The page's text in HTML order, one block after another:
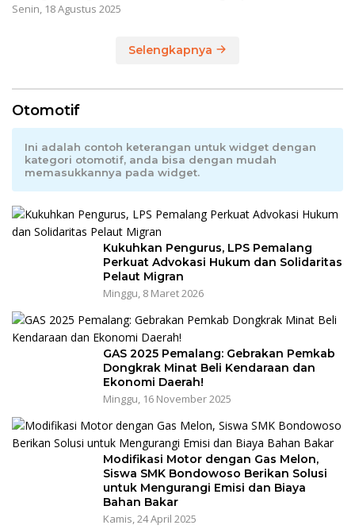
Senin, 18 Agustus 2025
Selengkapnya
Otomotif
Ini adalah contoh keterangan untuk widget dengan
kategori otomotif, anda bisa dengan mudah
memasukkannya pada widget.
Kukuhkan Pengurus, LPS Pemalang
Perkuat Advokasi Hukum dan Solidaritas
Pelaut Migran
Minggu, 8 Maret 2026
GAS 2025 Pemalang: Gebrakan Pemkab
Dongkrak Minat Beli Kendaraan dan
Ekonomi Daerah!
Minggu, 16 November 2025
Modifikasi Motor dengan Gas Melon,
Siswa SMK Bondowoso Berikan Solusi
untuk Mengurangi Emisi dan Biaya
Bahan Bakar
Kamis, 24 April 2025